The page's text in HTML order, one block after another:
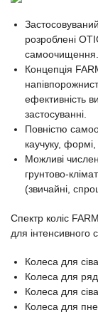
розроблені
самоочищення.
Концепція
ефективність
застосуванні.
Повністю
каучуку,
Можливі
грунтово-
(звичайні,
Спектр коліс
для інтенсивного
Колеса для
Колеса для
Колеса для
Колеса для